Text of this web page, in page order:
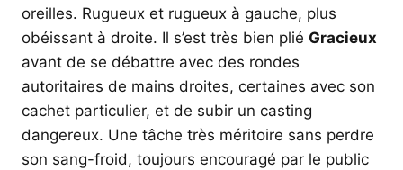
oreilles. Rugueux et rugueux à gauche, plus
obéissant à droite. Il s’est très bien plié Gracieux
avant de se débattre avec des rondes
autoritaires de mains droites, certaines avec son
cachet particulier, et de subir un casting
dangereux. Une tâche très méritoire sans perdre
son sang-froid, toujours encouragé par le public